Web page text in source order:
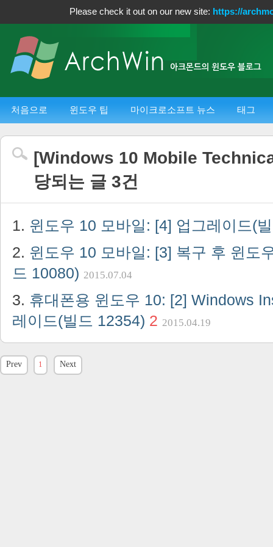
Please check it out on our new site: https://
처음으로 윈도우 팁 마이크로소프트 뉴스 태그
[Windows 10 Mobile
당되는 글 3건
윈도우 10 모바일: [4] 업그레이드(
윈도우 10 모바일: [3] 복구 후 윈도
드 10080) 2015.07.04
휴대폰용 윈도우 10: [2] Windows
레이드(빌드 12354) 2 2015.04.19
Prev 1 Next